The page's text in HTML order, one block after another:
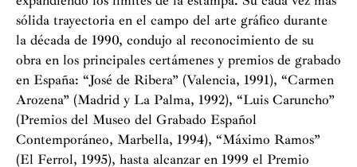
sólida trayectoria en el campo del arte gráfico durante
la década de 1990, condujo al reconocimiento de su
obra en los principales certámenes y premios de grabado
en España: “José de Ribera” (Valencia, 1991), “Carmen
Arozena” (Madrid y La Palma, 1992), “Luis Caruncho”
(Premios del Museo del Grabado Español
Contemporáneo, Marbella, 1994), “Máximo Ramos”
(El Ferrol, 1995), hasta alcanzar en 1999 el Premio